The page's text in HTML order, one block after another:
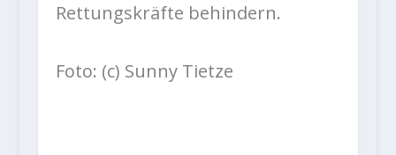
Rettungskräfte behindern.
Foto: (c) Sunny Tietze